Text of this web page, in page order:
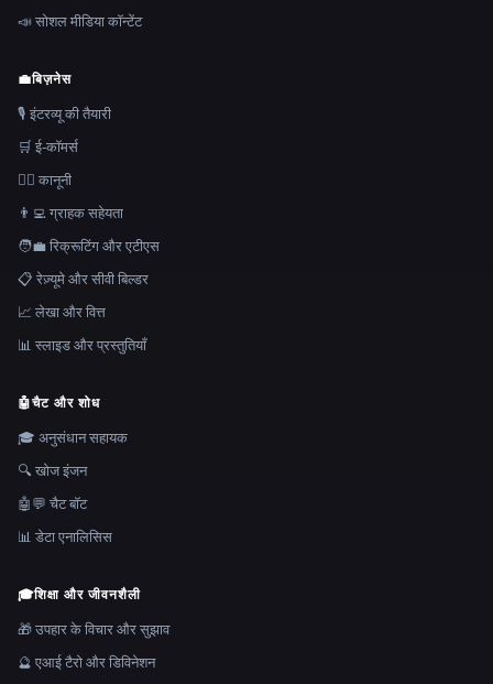
📣 सोशल मीडिया कॉन्टेंट
💼बिज़नेस
🎙️ इंटरव्यू की तैयारी
🛒 ई-कॉमर्स
👩‍⚖️ कानूनी
👨‍💻 ग्राहक सहेयता
🧑‍💼 रिक्रूटिंग और एटीएस
📋 रेज़्यूमे और सीवी बिल्डर
📈 लेखा और वित्त
📊 स्लाइड और प्रस्तुतियाँ
🤖चैट और शोध
🎓 अनुसंधान सहायक
🔍 खोज इंजन
🤖💬 चैट बॉट
📊 डेटा एनालिसिस
🎓शिक्षा और जीवनशैली
🎁 उपहार के विचार और सुझाव
🔮 एआई टैरो और डिविनेशन